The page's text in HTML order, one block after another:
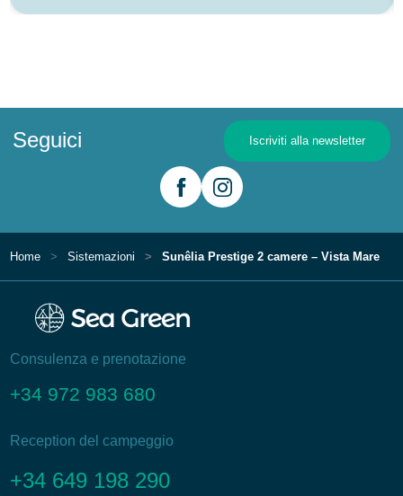
Seguici Iscriviti alla newsletter
Home Sistemazioni Sunêlia Prestige 2 camere – Vista Mare
Consulenza e prenotazione
+34 972 983 680
Reception del campeggio
+34 649 198 290